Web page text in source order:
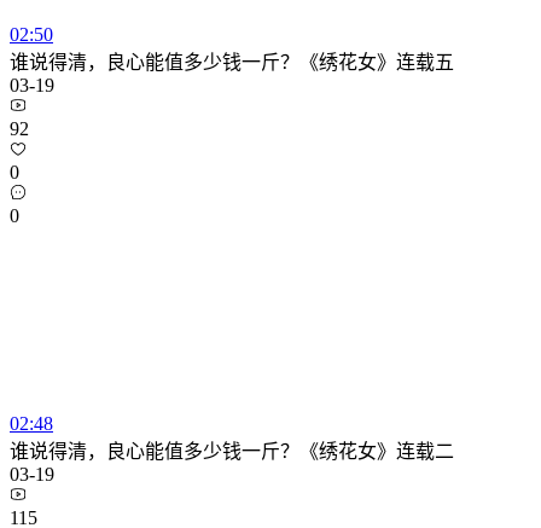
02:50
谁说得清，良心能值多少钱一斤？《绣花女》连载五
03-19
92
0
0
02:48
谁说得清，良心能值多少钱一斤？《绣花女》连载二
03-19
115